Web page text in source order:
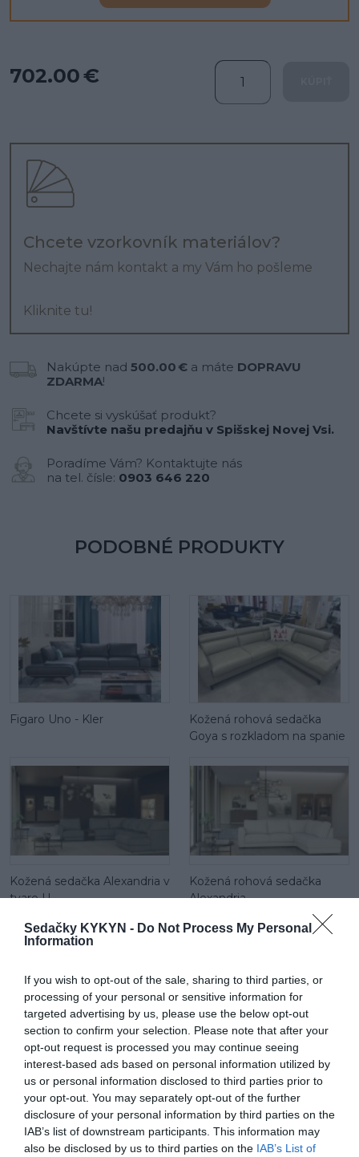
Sedačky KYKYN - Do Not Process My Personal
Information
If you wish to opt-out of the sale, sharing to third parties, or
processing of your personal or sensitive information for
targeted advertising by us, please use the below opt-out
section to confirm your selection. Please note that after your
opt-out request is processed you may continue seeing
interest-based ads based on personal information utilized by
us or personal information disclosed to third parties prior to
your opt-out. You may separately opt-out of the further
disclosure of your personal information by third parties on the
IAB’s list of downstream participants. This information may
also be disclosed by us to third parties on the IAB’s List of
702.00 €
Chcete vzorkovník materiálov?
Nechajte nám kontakt a my Vám ho pošleme
Kliknite tu!
Nakúpte nad 500.00 € a máte DOPRAVU
ZDARMA!
Chcete si vyskúšať produkt?
Navštívte našu predajňu v Spišskej Novej Vsi.
Poradíme Vám? Kontaktujte nás
na tel. čísle: 0903 646 220
PODOBNÉ PRODUKTY
Figaro Uno - Kler
Kožená rohová sedačka
Goya s rozkladom na spanie
Kožená sedačka Alexandria v
tvare U
Kožená rohová sedačka
Alexandria
Látková rohová sedačka
Cecilia
Maui otočné kreslo